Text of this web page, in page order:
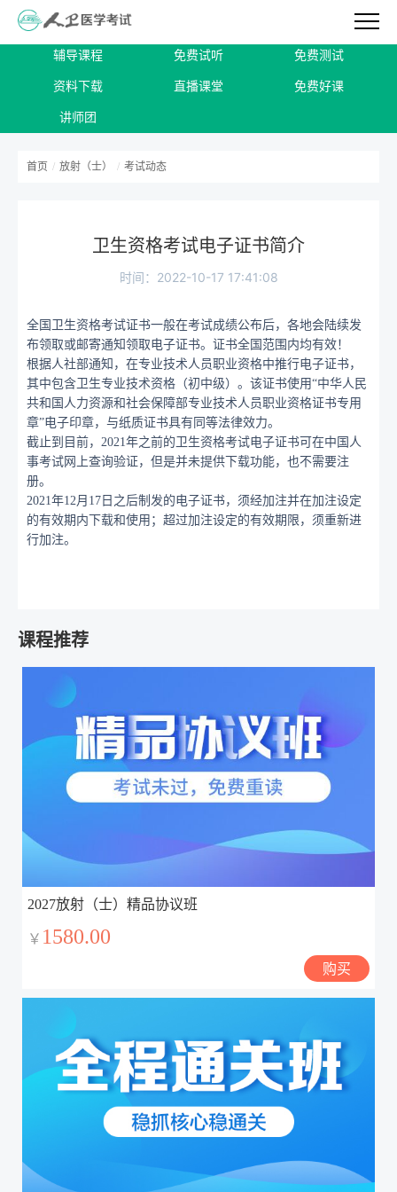
辅导课程 免费试听 免费测试
资料下载 直播课堂 免费好课
讲师团
首页 / 放射（士） / 考试动态
卫生资格考试电子证书简介
时间：2022-10-17 17:41:08
全国卫生资格考试证书一般在考试成绩公布后，各地会陆续发
布领取或邮寄通知领取电子证书。 证书全国范围内均有效！
根据人社部通知，在专业技术人员职业资格中推行电子证书，
其中包含卫生专业技术资格（初中级）。该证书使用“中华人民
共和国人力资源和社会保障部专业技术人员职业资格证书专用
章”电子印章，与纸质证书具有同等法律效力。
截止到目前， 2021年之前的卫生资格考试电子证书可在中国人
事考试网上查询验证，但是并未提供下载功能，也不需要注
册。
2021年12月17日之后制发的电子证书，须经加注并在加注设定
的有效期内下载和使用；超过加注设定的有效期限，须重新进
行加注。
课程推荐
2027放射（士）精品协议班
￥ 1580.00
购买